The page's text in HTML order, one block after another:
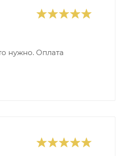
нужно. Оплата